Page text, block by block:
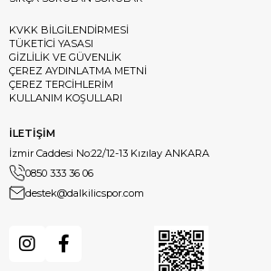
KVKK BİLGİLENDİRMESİ
TÜKETİCİ YASASI
GİZLİLİK VE GÜVENLİK
ÇEREZ AYDINLATMA METNİ
ÇEREZ TERCİHLERİM
KULLANIM KOŞULLARI
İLETİŞİM
İzmir Caddesi No:22/12-13 Kızılay ANKARA
0850 333 36 06
destek@dalkilicspor.com